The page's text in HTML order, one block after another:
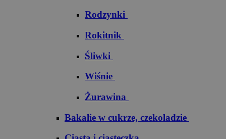
Rodzynki
Rokitnik
Śliwki
Wiśnie
Żurawina
Bakalie w cukrze, czekoladzie